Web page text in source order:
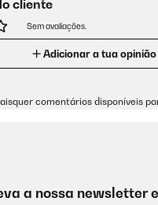
cliente
Sem avaliações.
Adicionar a tua opinião
comentários disponíveis
a nossa newsletter